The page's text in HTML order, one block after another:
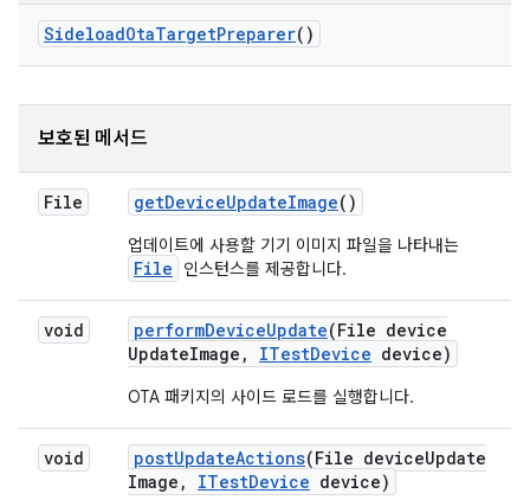
SideloadOtaTargetPreparer()
보호된 메서드
File getDeviceUpdateImage()
업데이트에 사용할 기기 이미지 파일을 나타내는
File 인스턴스를 제공합니다.
void performDeviceUpdate(File device
UpdateImage , ITestDevice device)
OTA 패키지의 사이드 로드를 실행합니다.
void postUpdateActions(File deviceUpdate
Image , ITestDevice device)